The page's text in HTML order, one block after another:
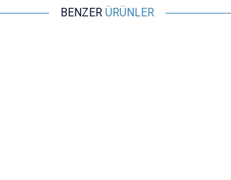
BENZER ÜRÜNLER